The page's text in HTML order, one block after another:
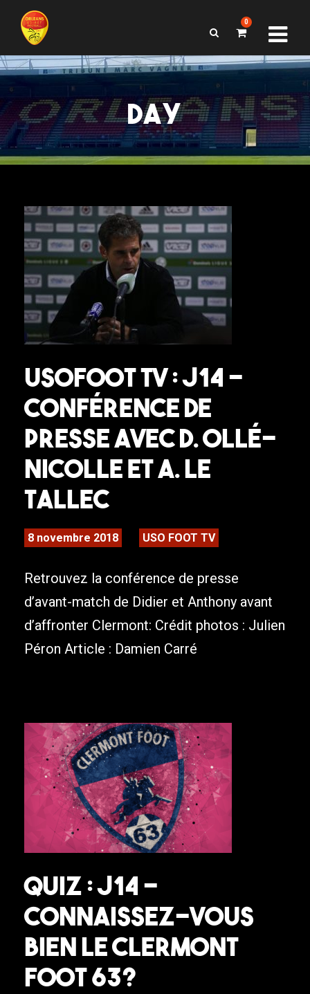
0
DAY
USOFOOT TV : J14 –
Conférence de
presse avec D. Ollé-
Nicolle et A. Le
Tallec
8 novembre 2018 USO FOOT TV
Retrouvez la conférence de presse
d’avant-match de Didier et Anthony avant
d’affronter Clermont: Crédit photos : Julien
Péron Article : Damien Carré
Quiz : J14 –
Connaissez-vous
bien le Clermont
Foot 63?